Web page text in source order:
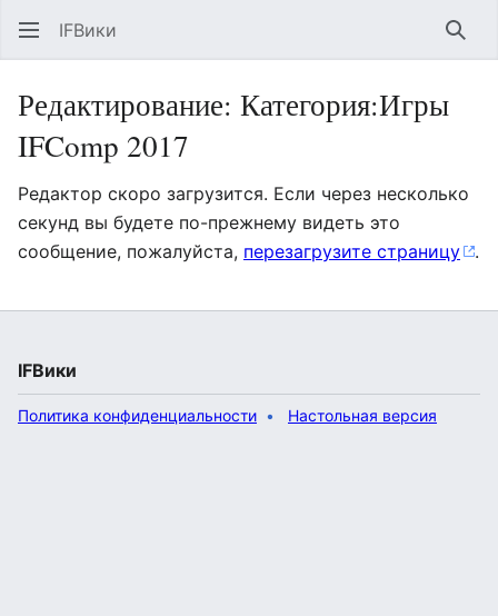
IFВики
Редактирование: Категория:Игры
IFComp 2017
Редактор скоро загрузится. Если через несколько
секунд вы будете по-прежнему видеть это
сообщение, пожалуйста, перезагрузите страницу .
IFВики
Политика конфиденциальности Настольная версия